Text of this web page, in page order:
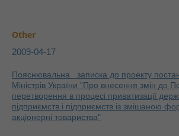
Other
2009-04-17
Пояснювальна записка до проекту
Міністрів України "Про внесення змін до
перетворення в процесі приватизації
підприємств і підприємств із змішаною
акціонерні товариства"